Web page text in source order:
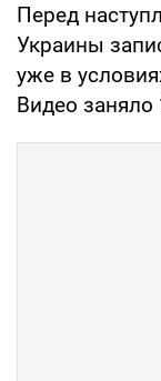
Перед
Украины
уже в
Видео заняло